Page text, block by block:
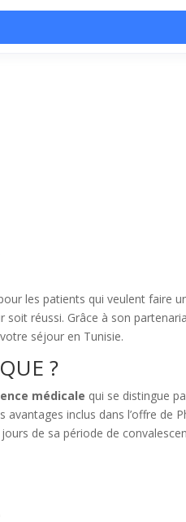
les patients qui veulent faire
réussi. Grâce à son
séjour en Tunisie.
?
médicale qui se distingue
inclus dans l’offre de
de sa période de